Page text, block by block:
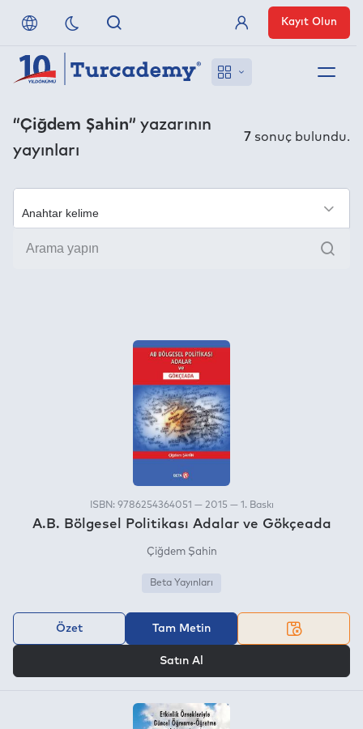
Referanslarımız
Uzaktan Erişim
Nasıl Erişirim
Üye Girişi
Kayıt Olun
“Çiğdem Şahin” yazarının
yayınları
7 sonuç bulundu.
Ara
ISBN: 9786254364051 — 2015 — 1. Baskı
A.B. Bölgesel Politikası Adalar ve Gökçeada
Çiğdem Şahin
Beta Yayınları
Özet Tam Metin
Satın Al